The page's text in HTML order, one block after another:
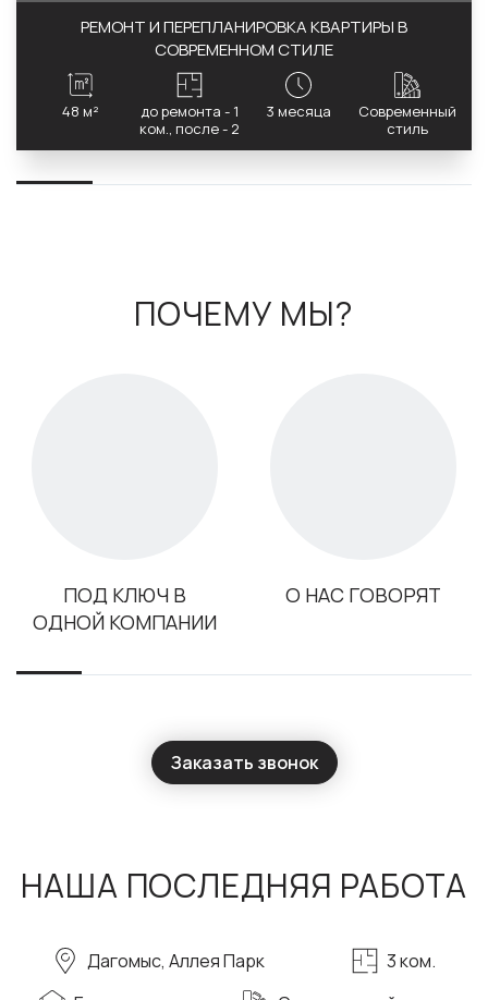
РЕМОНТ И ПЕРЕПЛАНИРОВКА КВАРТИРЫ В
СОВРЕМЕННОМ СТИЛЕ
48 м²
до ремонта - 1
ком., после - 2
3 месяца
Современный
стиль
ПОЧЕМУ МЫ?
ПОД КЛЮЧ В
ОДНОЙ КОМПАНИИ
О НАС ГОВОРЯТ
Заказать звонок
НАША ПОСЛЕДНЯЯ РАБОТА
Дагомыс, Аллея Парк
3 ком.